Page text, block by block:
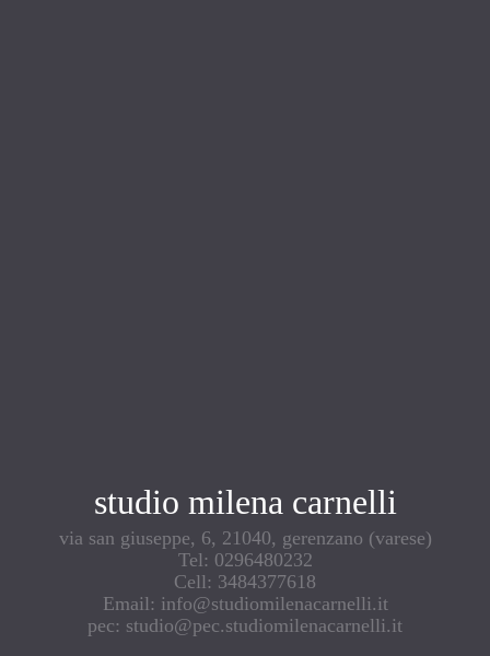
studio milena carnelli
via san giuseppe, 6, 21040, gerenzano (varese)
Tel: 0296480232
Cell: 3484377618
Email: info@studiomilenacarnelli.it
pec: studio@pec.studiomilenacarnelli.it